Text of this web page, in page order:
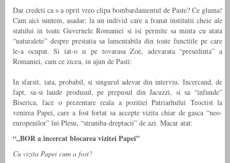
Dar credeti ca s-a oprit vreo clipa bombardamentul de Paste? Ce gluma!
Cam aici suntem, asadar: la un individ care a franat institutii cheie ale
statului in toate Guvernele Romaniei si isi permite sa minta cu atata
“naturalete” despre prestatia sa lamentabila din toate functiile pe care
le-a ocupat. Si iat-o si pe tovarasa Zoe, adevarata “presedinta” a
Romaniei, cam ce zicea, in ajun de Pasti:
In sfarsit, iata, probabil, si singurul adevar din interviu. Incercand, de
fapt, sa-si laude produsul, pe prepusul din Jacuzzi, si sa “infunde”
Biserica, face o prezentare reala a pozitiei Patriarhului Teoctist la
venirea Papei, care a fost fortat sa accepte vizita chiar de gasca “neo-
europenilor” lui Plesu, “stramba-dreptacii” de azi. Macar atat:
“„BOR a încercat blocarea vizitei Papei”
Cu vizita Papei cum a fost?